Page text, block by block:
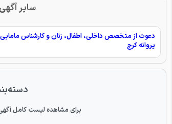
سایر
دعوت از متخصص داخلی، اطفال، زنان و کارشناس مامایی
پروانه کرج
برای مشاهده لیست کامل